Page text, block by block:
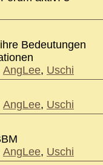
Bedeutungen
AngLee, Uschi
AngLee, Uschi
AngLee, Uschi